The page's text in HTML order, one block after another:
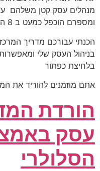
ומספרם הוכפל כמעט ב 8 השנים האחרונות.
הכנתי עבורכם מדריך המרכז
בניהול העסק שלי
בלחיצת כפתור
אתם מוזמנים להוריד את
הורדת
עסק
הסלולרי